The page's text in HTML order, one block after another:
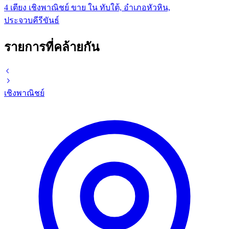
4 เตียง เชิงพาณิชย์ ขาย ใน ทับใต้, อำเภอหัวหิน,
ประจวบคีรีขันธ์
รายการที่คล้ายกัน
เชิงพาณิชย์